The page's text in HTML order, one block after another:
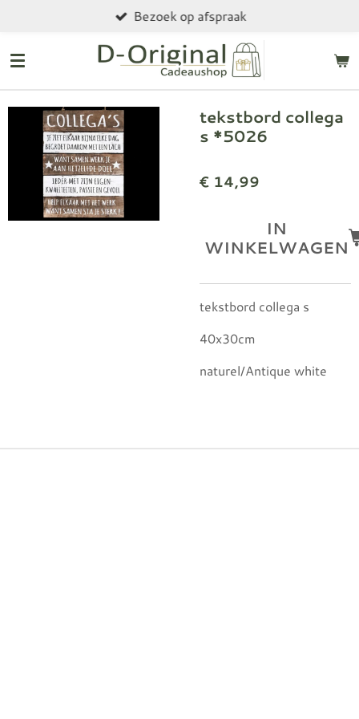
naar
hoofdinhoud
Bezoek op afspraak
tekstbord collega
s *5026
€ 14,99
IN
WINKELWAGEN
tekstbord collega s
40x30cm
naturel/Antique white